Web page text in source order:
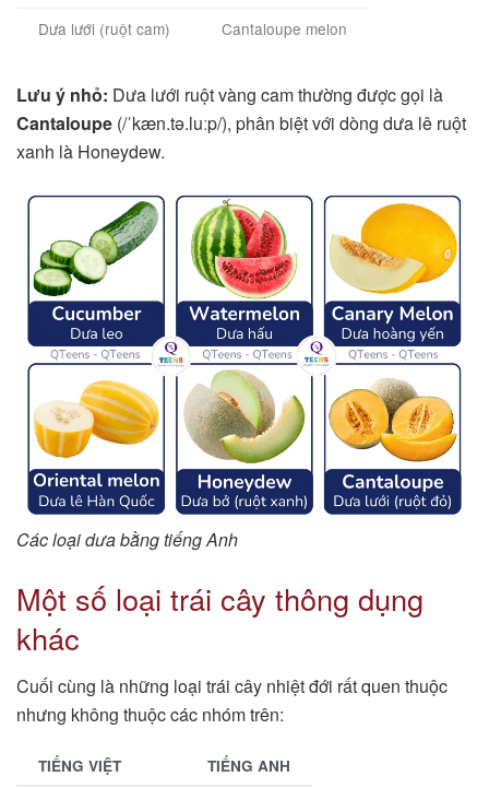
Dưa lưới (ruột cam)
Cantaloupe melon
Lưu ý nhỏ: Dưa lưới ruột vàng cam thường được gọi là
Cantaloupe (/ˈkæn.tə.luːp/), phân biệt với dòng dưa lê ruột
xanh là Honeydew.
Các loại dưa bằng tiếng Anh
Một số loại trái cây thông dụng
khác
Cuối cùng là những loại trái cây nhiệt đới rất quen thuộc
nhưng không thuộc các nhóm trên:
TIẾNG VIỆT TIẾNG ANH